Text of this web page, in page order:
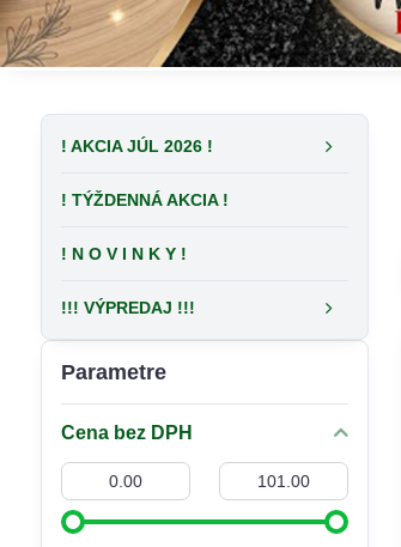
Parametre
Cena bez DPH
Od: Do:
! AKCIA JÚL 2026 !
! TÝŽDENNÁ AKCIA !
! N O V I N K Y !
!!! VÝPREDAJ !!!